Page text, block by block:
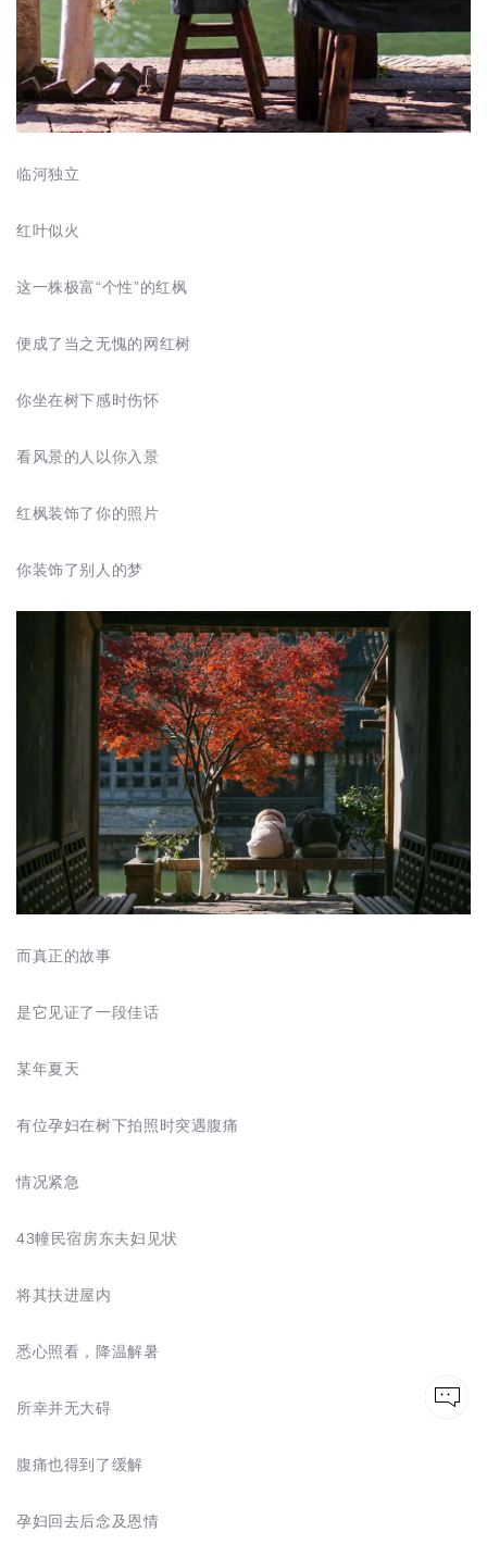
临河独立
红叶似火
这一株极富“个性”的红枫
便成了当之无愧的网红树
你坐在树下感时伤怀
看风景的人以你入景
红枫装饰了你的照片
你装饰了别人的梦
而真正的故事
是它见证了一段佳话
某年夏天
有位孕妇在树下拍照时突遇腹痛
情况紧急
43幢民宿房东夫妇见状
将其扶进屋内
悉心照看，降温解暑
所幸并无大碍
腹痛也得到了缓解
孕妇回去后念及恩情